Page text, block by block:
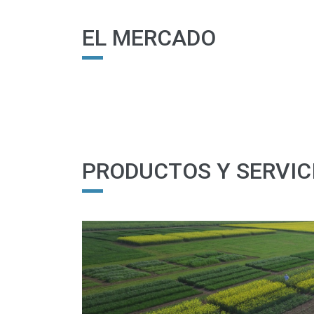
EL MERCADO
PRODUCTOS Y